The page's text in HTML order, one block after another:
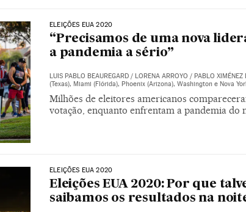
ELEIÇÕES EUA 2020
“Precisamos de uma nova
a pandemia a sério”
LUIS PABLO BEAUREGARD/ LORENA ARROYO / PABLO XIMÉNEZ
(Texas), Miami (Flórida), Phoenix (Arizona), Washington e Nova
Milhões de eleitores americanos
votação, enquanto enfrentam a pandemia do
ELEIÇÕES EUA 2020
Eleições EUA 2020: Por que
saibamos os resultados na